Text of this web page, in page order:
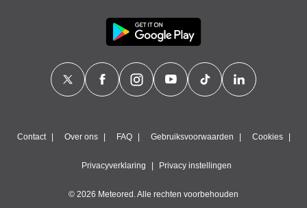
Contact Over ons FAQ Gebruiksvoorwaarden Cookies
Privacyverklaring Privacy instellingen
© 2026 Meteored. Alle rechten voorbehouden